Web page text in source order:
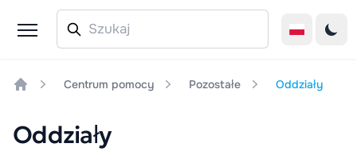
Centrum pomocy Pozostałe Oddziały
Oddziały